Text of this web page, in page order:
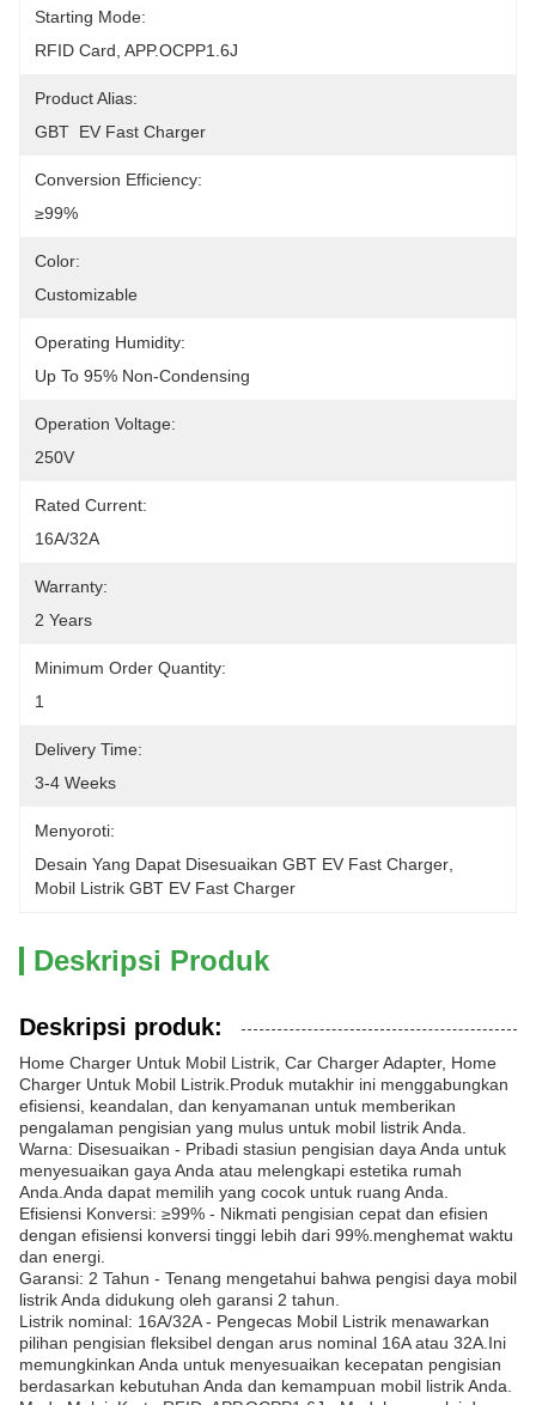
Starting Mode:
RFID Card, APP.OCPP1.6J
Product Alias:
GBT  EV Fast Charger
Conversion Efficiency:
≥99%
Color:
Customizable
Operating Humidity:
Up To 95% Non-Condensing
Operation Voltage:
250V
Rated Current:
16A/32A
Warranty:
2 Years
Minimum Order Quantity:
1
Delivery Time:
3-4 Weeks
Menyoroti:
Desain Yang Dapat Disesuaikan GBT EV Fast Charger
Mobil Listrik GBT EV Fast Charger
Deskripsi Produk
Deskripsi produk:
Home Charger Untuk Mobil Listrik, Car Charger Adapter, Home
Charger Untuk Mobil Listrik.Produk mutakhir ini menggabungkan
efisiensi, keandalan, dan kenyamanan untuk memberikan
pengalaman pengisian yang mulus untuk mobil listrik Anda.
Warna: Disesuaikan - Pribadi stasiun pengisian daya Anda untuk
menyesuaikan gaya Anda atau melengkapi estetika rumah
Anda.Anda dapat memilih yang cocok untuk ruang Anda.
Efisiensi Konversi: ≥99% - Nikmati pengisian cepat dan efisien
dengan efisiensi konversi tinggi lebih dari 99%.menghemat waktu
dan energi.
Garansi: 2 Tahun - Tenang mengetahui bahwa pengisi daya mobil
listrik Anda didukung oleh garansi 2 tahun.
Listrik nominal: 16A/32A - Pengecas Mobil Listrik menawarkan
pilihan pengisian fleksibel dengan arus nominal 16A atau 32A.Ini
memungkinkan Anda untuk menyesuaikan kecepatan pengisian
berdasarkan kebutuhan Anda dan kemampuan mobil listrik Anda.